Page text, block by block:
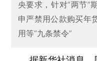
央要求，针对“两节”
申严禁用公款购买年
用等“九条禁令”